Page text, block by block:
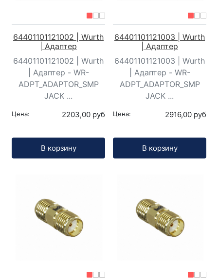
64401101121002 | Wurth
| Адаптер
64401101121002 | Wurth
| Адаптер - WR-
ADPT_ADAPTOR_SMP
JACK ...
Цена: 2203,00 руб
В корзину
64401101121003 | Wurth
| Адаптер
64401101121003 | Wurth
| Адаптер - WR-
ADPT_ADAPTOR_SMP
JACK ...
Цена: 2916,00 руб
В корзину